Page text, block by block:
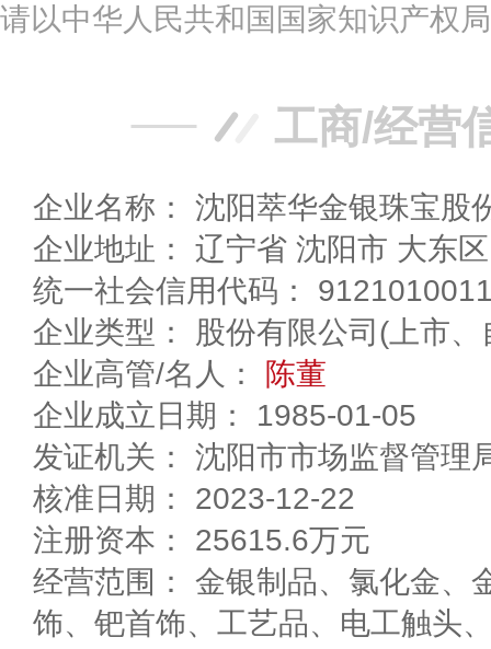
请以中华人民共和国国家知识产权
工商/经营
企业名称： 沈阳萃华金银珠宝股
企业地址： 辽宁省 沈阳市
统一社会信用代码：
企业类型： 股份有限公司(上市
企业高管/名人： 陈董
企业成立日期： 1985-01-05
发证机关： 沈阳市市场监督管理
核准日期： 2023-12-22
注册资本： 25615.6万元
经营范围： 金银制品、氯化金、
饰、钯首饰、工艺品、电工触头